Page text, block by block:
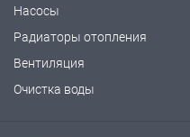
Насосы
Радиаторы отопления
Вентиляция
Очистка воды